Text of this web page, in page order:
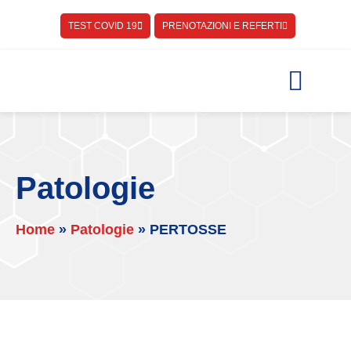
TEST COVID 19 PRENOTAZIONI E REFERTI
Patologie
Home » Patologie » PERTOSSE